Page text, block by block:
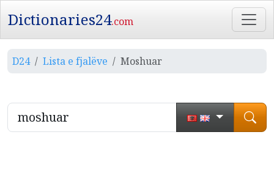
Dictionaries24.com
D24 Lista e fjalëve Moshuar